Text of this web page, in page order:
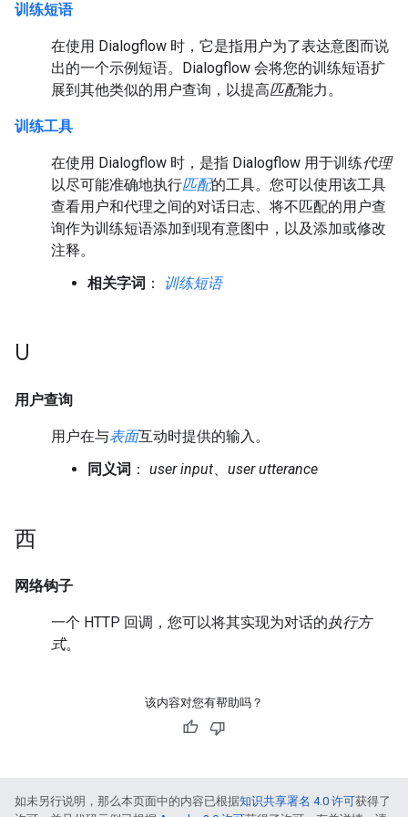
训练短语
在使用 Dialogflow 时，它是指用户为了表达意图而说
出的一个示例短语。Dialogflow 会将您的训练短语扩
展到其他类似的用户查询，以提高匹配能力。
训练工具
在使用 Dialogflow 时，是指 Dialogflow 用于训练代理
以尽可能准确地执行匹配的工具。您可以使用该工具
查看用户和代理之间的对话日志、将不匹配的用户查
询作为训练短语添加到现有意图中，以及添加或修改
注释。
相关字词 ： 训练短语
U
用户查询
用户在与表面互动时提供的输入。
同义词 ： user input、 user utterance
西
网络钩子
一个 HTTP 回调，您可以将其实现为对话的执行方
式。
该内容对您有帮助吗？
如未另行说明，那么本页面中的内容已根据知识共享署名 4.0 许可获得了